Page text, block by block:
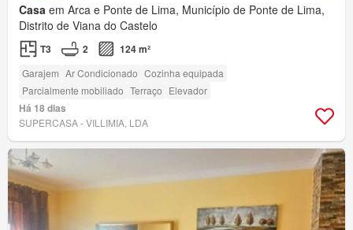
Casa em Arca e Ponte de Lima, Município de Ponte de Lima,
Distrito de Viana do Castelo
T3 2 124 m²
Garajem Ar Condicionado Cozinha equipada
Parcialmente mobiliado Terraço Elevador
Há 18 dias
SUPERCASA - VILLIMIA, LDA